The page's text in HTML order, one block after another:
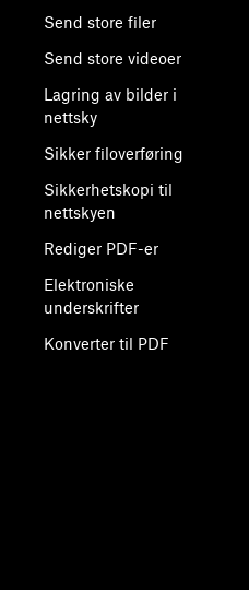
Send store filer
Send store videoer
Lagring av bilder i
nettsky
Sikker filoverføring
Sikkerhetskopi til
nettskyen
Rediger PDF-er
Elektroniske
underskrifter
Konverter til PDF